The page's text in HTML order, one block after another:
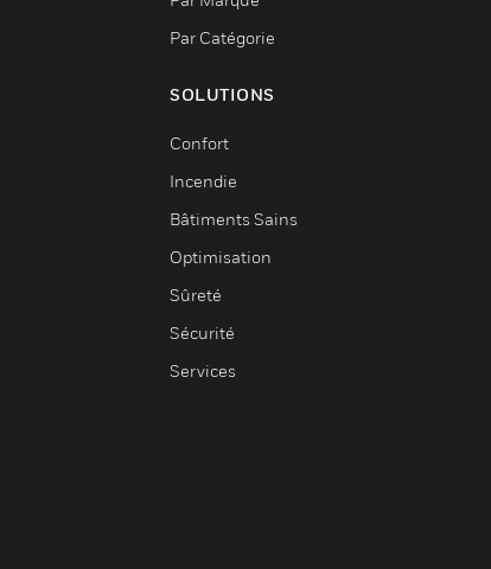
Par Catégorie
SOLUTIONS
Confort
Incendie
Bâtiments Sains
Optimisation
Sûreté
Sécurité
Services